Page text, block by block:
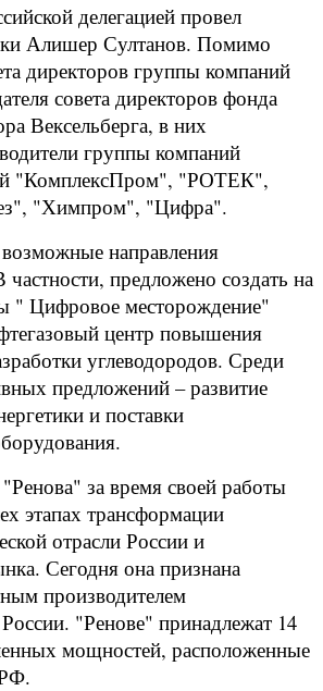
делегацией провел
Алишер Султанов. Помимо
директоров группы компаний
совета директоров фонда
Вексельберга, в них
группы компаний
"КомплексПром", "РОТЕК",
"Химпром", "Цифра".
направления
частности, предложено создать на
" Цифровое месторождение"
центр повышения
углеводородов. Среди
предложений – развитие
и поставки
за время своей работы
этапах трансформации
отрасли России и
Сегодня она признана
производителем
"Ренове" принадлежат 14
мощностей, расположенные